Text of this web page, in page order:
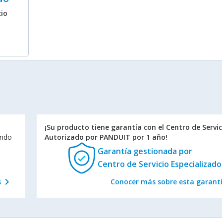
chevron_right
¡Su producto tiene garantía con el Centro de
Autorizado por PANDUIT por 1 año!
Garantía gestionada por
Centro de Servicio Especializado
Conocer más sobre esta